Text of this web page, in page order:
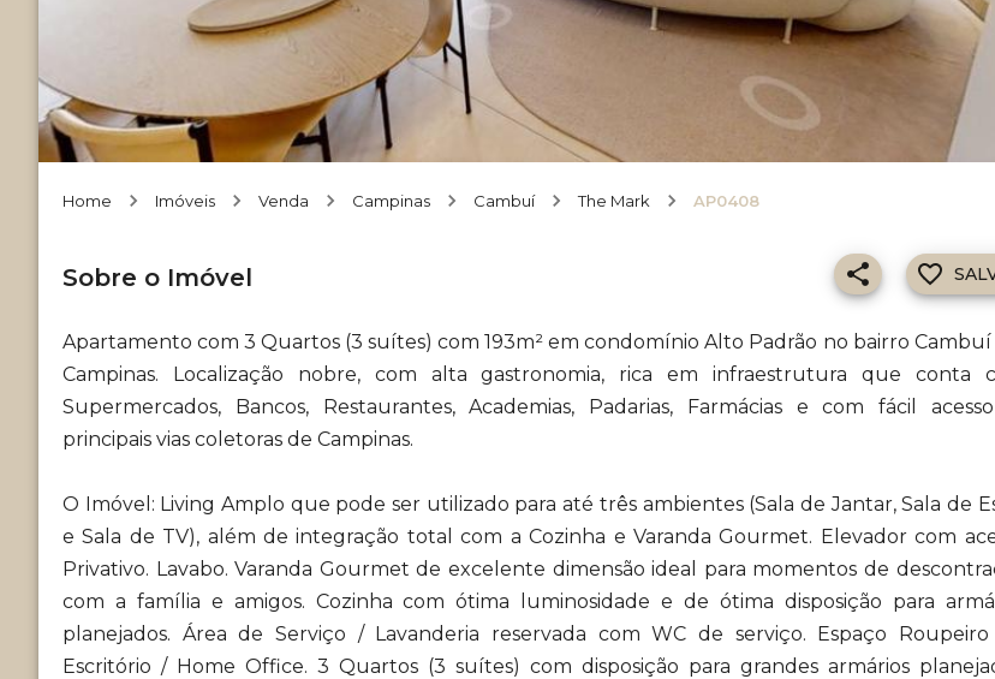
Home Imóveis Venda Campinas Cambuí The Mark AP0408
Sobre o Imóvel
Apartamento com 3 Quartos (3 suítes) com 193m² em condomínio Alto Padrão no bairro Cambuí
Campinas. Localização nobre, com alta gastronomia, rica em infraestrutura que conta
Supermercados, Bancos, Restaurantes, Academias, Padarias, Farmácias e com fácil
principais vias coletoras de Campinas.
O Imóvel: Living Amplo que pode ser utilizado para até três ambientes (Sala de Jantar, Sala de
e Sala de TV), além de integração total com a Cozinha e Varanda Gourmet. Elevador com
Privativo. Lavabo. Varanda Gourmet de excelente dimensão ideal para momentos de
com a família e amigos. Cozinha com ótima luminosidade e de ótima disposição para
planejados. Área de Serviço / Lavanderia reservada com WC de serviço. Espaço
Escritório / Home Office. 3 Quartos (3 suítes) com disposição para grandes armários